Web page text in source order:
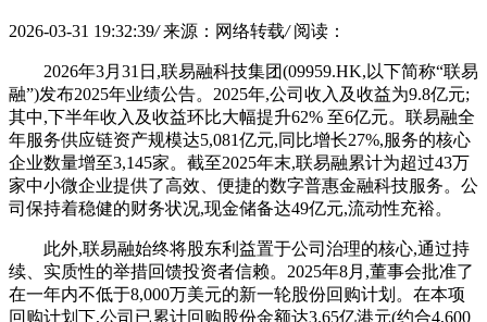
2026-03-31 19:32:39/ 来源：网络转载/ 阅读：
2026年3月31日,联易融科技集团(09959.HK,以下简称“联易
融”)发布2025年业绩公告。2025年,公司收入及收益为9.8亿元;
其中,下半年收入及收益环比大幅提升62% 至6亿元。联易融全
年服务供应链资产规模达5,081亿元,同比增长27%,服务的核心
企业数量增至3,145家。截至2025年末,联易融累计为超过43万
家中小微企业提供了高效、便捷的数字普惠金融科技服务。公
司保持着稳健的财务状况,现金储备达49亿元,流动性充裕。
此外,联易融始终将股东利益置于公司治理的核心,通过持
续、实质性的举措回馈投资者信赖。2025年8月,董事会批准了
在一年内不低于8,000万美元的新一轮股份回购计划。在本项
回购计划下,公司已累计回购股份金额达3.65亿港元(约合4,600